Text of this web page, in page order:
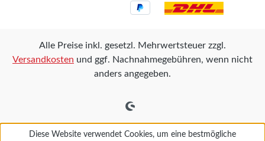
Alle Preise inkl. gesetzl. Mehrwertsteuer zzgl.
Versandkosten und ggf. Nachnahmegebühren, wenn nicht
anders angegeben.
Diese Website verwendet Cookies, um eine bestmögliche